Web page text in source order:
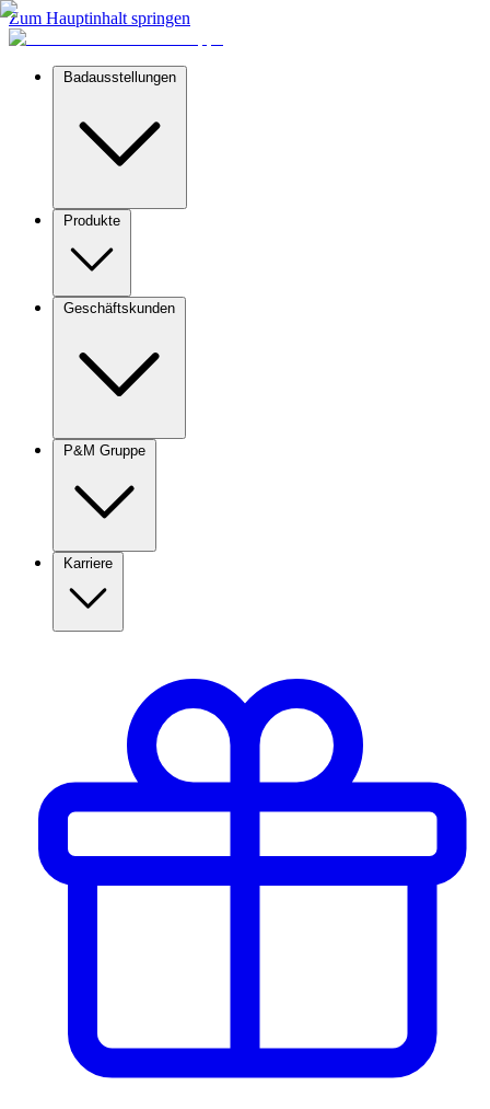
Zum Hauptinhalt springen
Badausstellungen
Produkte
Geschäftskunden
P&M Gruppe
Karriere